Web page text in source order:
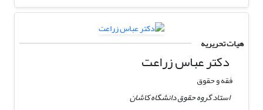
هیات تحریریه
دکتر عباس زراعت
فقه و حقوق
استاد گروه حقوق دانشگاه کاشان